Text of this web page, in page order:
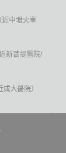
中壢火車
新菩提醫院/
大醫院）